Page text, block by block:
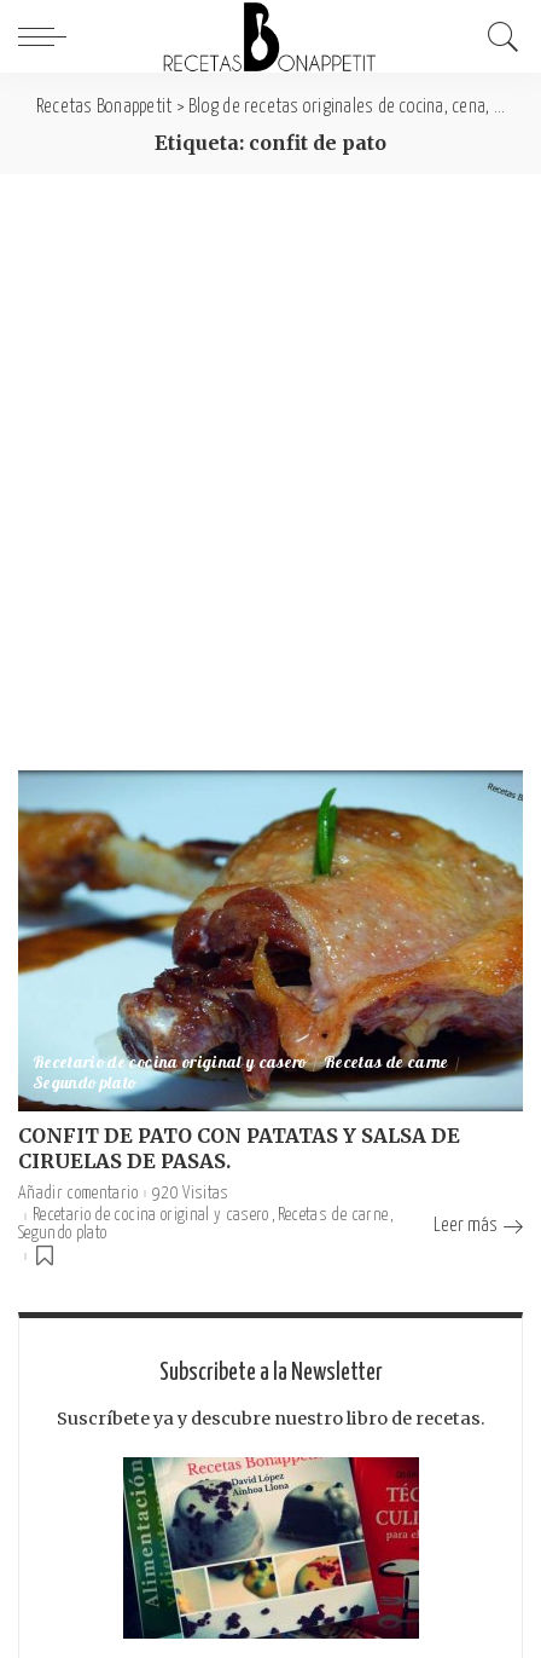
Recetas Bonappetit > Blog de recetas originales de cocina, cena, comida y desayuno
Etiqueta: confit de pato
Recetario de cocina original y casero Recetas de carne
Segundo plato
CONFIT DE PATO CON PATATAS Y SALSA DE
CIRUELAS DE PASAS.
Añadir comentario
920 Visitas
Recetario de cocina original y casero
Recetas de carne
Segundo plato
Leer más
Subscribete a la Newsletter
Suscríbete ya y descubre nuestro libro de recetas.